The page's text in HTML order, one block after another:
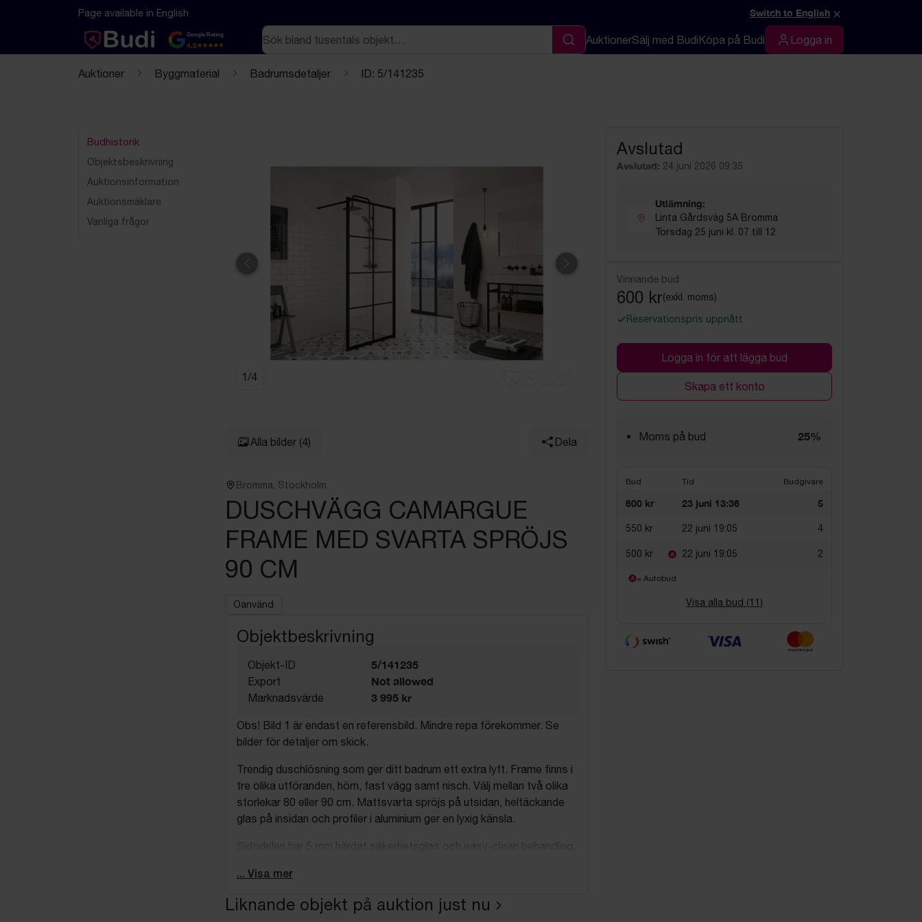
Hoppa till innehåll
Textbaserad (markdown) version av denna sida
Page available in English Switch to English ×
Google Rating
4.5
Sök
Sök
AuktionerSälj med BudiKöpa på Budi Logga in
Logga in
Auktioner Byggmaterial Badrumsdetaljer ID: 5/141235
Budhistorik
Objektsbeskrivning
Auktionsinformation
Auktionsmäklare
Vanliga frågor
Föregående Nästa
1 /4
Alla bilder (4) Dela
Bromma, Stockholm
DUSCHVÄGG CAMARGUE
FRAME MED SVARTA SPRÖJS
90 CM
Oanvänd
Objektbeskrivning
Objekt-ID 5/141235
Export Not allowed
Marknadsvärde 3 995 kr
Obs! Bild 1 är endast en referensbild. Mindre repa förekommer. Se
bilder för detaljer om skick.
Trendig duschlösning som ger ditt badrum ett extra lyft. Frame finns i
tre olika utföranden, hörn, fast vägg samt nisch. Välj mellan två olika
storlekar 80 eller 90 cm. Mattsvarta spröjs på utsidan, heltäckande
glas på insidan och profiler i aluminium ger en lyxig känsla.
Sidodelen har 5 mm härdat säkerhetsglas och easy-clean behandling.
Bredd (cm): 90
... Visa mer
Liknande objekt på auktion just nu
Avslutad
Avslutad: 24 juni 2026 09:35
Utlämning:
Linta Gårdsväg 5A Bromma
Torsdag 25 juni kl. 07 till 12
Vinnande bud
600 kr(exkl. moms)
Reservationspris uppnått
Logga in för att lägga bud
Skapa ett konto
Moms på bud 25%
Bud Tid Budgivare
600 kr 23 juni 13:36 5
550 kr 22 juni 19:05 4
500 kr 22 juni 19:05 2
= Autobud
Visa alla bud (11 )